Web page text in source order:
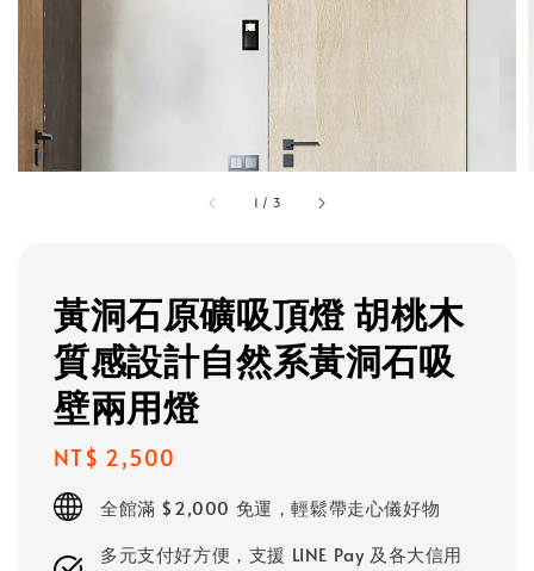
1 / 3
黃洞石原礦吸頂燈 胡桃木
質感設計自然系黃洞石吸
壁兩用燈
Regular
price
NT$ 2,500
全館滿 $2,000 免運，輕鬆帶走心儀好物
多元支付好方便，支援 LINE Pay 及各大信用